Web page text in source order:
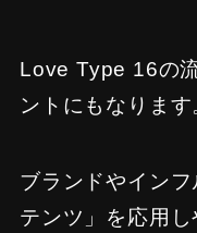
Love Type 16の
ントにもなります
ブランドやイン
テンツ」を応用し